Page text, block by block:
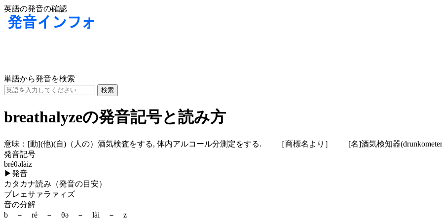
英語の発音の確認
単語から発音を検索
breathalyzeの発音記号と読み方
意味： [動](他)(自) （人の）酒気検査をする, 体内アルコール分測定をする. ［商標名より］ [名]酒気検知器
発音記号
bréθəlàiz
▶発音
カタカナ読み（発音の目安）
ブレェサァラァィズ
音の分解
b － ré － θə － lài － z